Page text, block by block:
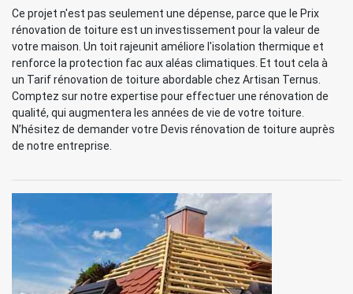
Ce projet n'est pas seulement une dépense, parce que le Prix
rénovation de toiture est un investissement pour la valeur de
votre maison. Un toit rajeunit améliore l'isolation thermique et
renforce la protection fac aux aléas climatiques. Et tout cela à
un Tarif rénovation de toiture abordable chez Artisan Ternus.
Comptez sur notre expertise pour effectuer une rénovation de
qualité, qui augmentera les années de vie de votre toiture.
N’hésitez de demander votre Devis rénovation de toiture auprès
de notre entreprise.